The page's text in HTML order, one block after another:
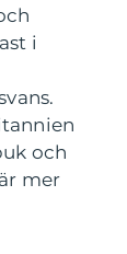
i
och
mer